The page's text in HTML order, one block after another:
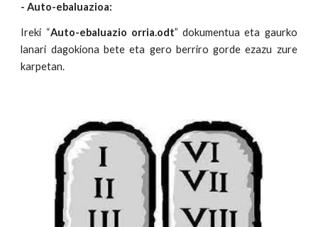
- Auto-ebaluazioa:
Ireki “Auto-ebaluazio orria.odt” dokumentua eta gaurko
lanari dagokiona bete eta gero berriro gorde ezazu zure
karpetan.